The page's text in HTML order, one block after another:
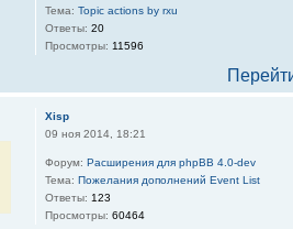
Тема:Topic actions by rxu
Ответы:20
Просмотры:11596
Xisp
09 ноя 2014, 18:21
Форум:Расширения для phpBB 4.0-dev
Тема:Пожелания дополнений Event List
Ответы: 123
Просмотры:60464